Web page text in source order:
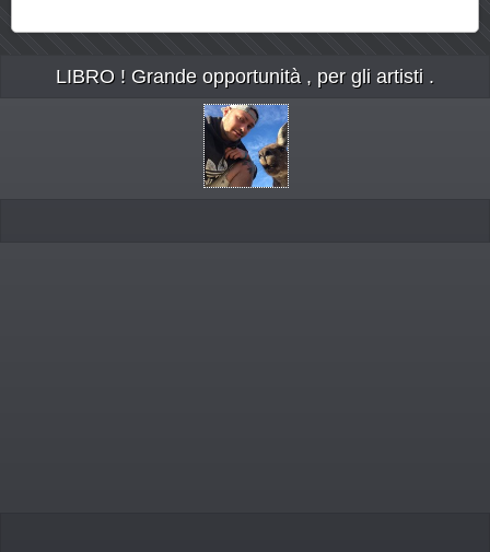
LIBRO ! Grande opportunità , per gli artisti .